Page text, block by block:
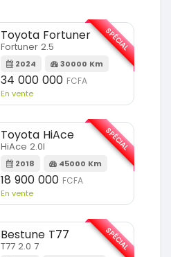
Toyota Fortuner
Fortuner 2.5
2024 30000 Km
34 000 000 FCFA
En vente
SPÉCIAL
Toyota HiAce
HiAce 2.0l
2018 45000 Km
18 900 000 FCFA
En vente
SPÉCIAL
Bestune T77
T77 2.0 7 SPÉCIAL